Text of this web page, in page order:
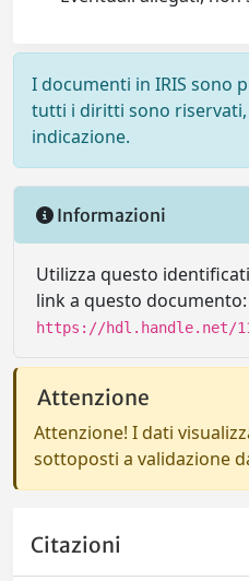
I documenti in IRIS sono
tutti i diritti sono riservati,
indicazione.
Informazioni
Utilizza questo
link a questo documento:
https://hdl.handle.net/
Attenzione
Attenzione! I dati
sottoposti a validazione
Citazioni